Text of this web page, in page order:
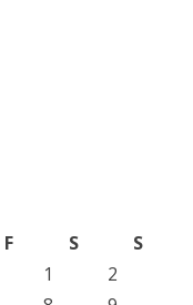
F S
S
1
2